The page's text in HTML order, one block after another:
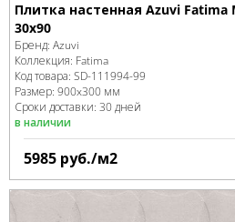
Плитка настенная Azuvi Fatima
30x90
Бренд: Azuvi
Коллекция: Fatima
Код товара: SD-111994-99
Размер: 900x300 мм
Сроки доставки: 30 дней
в наличии
5985 руб./м2